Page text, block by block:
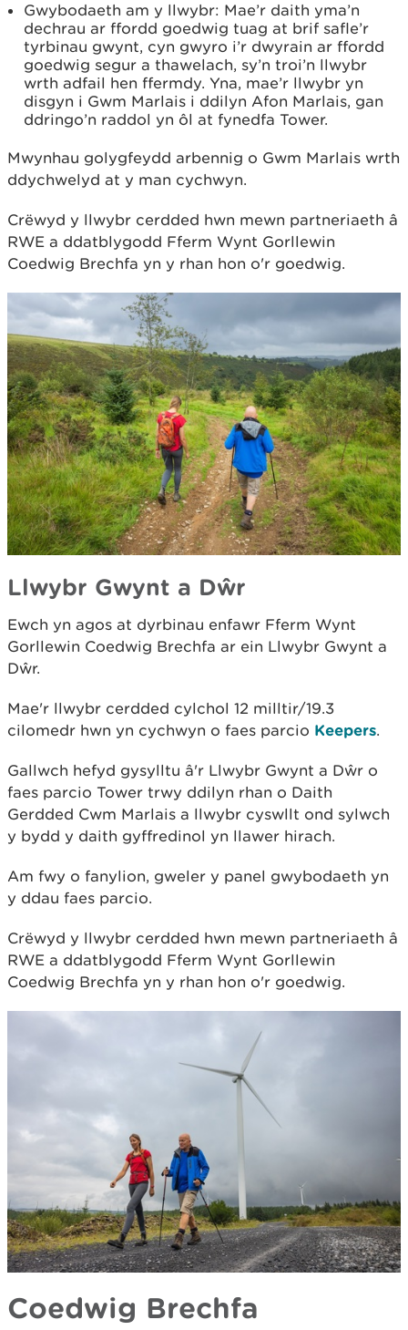
Gwybodaeth am y llwybr: Mae’r daith yma’n
dechrau ar ffordd goedwig tuag at brif safle’r
tyrbinau gwynt, cyn gwyro i’r dwyrain ar ffordd
goedwig segur a thawelach, sy’n troi’n llwybr
wrth adfail hen ffermdy. Yna, mae’r llwybr yn
disgyn i Gwm Marlais i ddilyn Afon Marlais, gan
ddringo’n raddol yn ôl at fynedfa Tower.
Mwynhau golygfeydd arbennig o Gwm Marlais wrth
ddychwelyd at y man cychwyn.
Crëwyd y llwybr cerdded hwn mewn partneriaeth â
RWE a ddatblygodd Fferm Wynt Gorllewin
Coedwig Brechfa yn y rhan hon o'r goedwig.
Llwybr Gwynt a Dŵr
Ewch yn agos at dyrbinau enfawr Fferm Wynt
Gorllewin Coedwig Brechfa ar ein Llwybr Gwynt a
Dŵr.
Mae'r llwybr cerdded cylchol 12 milltir/19.3
cilomedr hwn yn cychwyn o faes parcio Keepers.
Gallwch hefyd gysylltu â'r Llwybr Gwynt a Dŵr o
faes parcio Tower trwy ddilyn rhan o Daith
Gerdded Cwm Marlais a llwybr cyswllt ond sylwch
y bydd y daith gyffredinol yn llawer hirach.
Am fwy o fanylion, gweler y panel gwybodaeth yn
y ddau faes parcio.
Crëwyd y llwybr cerdded hwn mewn partneriaeth â
RWE a ddatblygodd Fferm Wynt Gorllewin
Coedwig Brechfa yn y rhan hon o'r goedwig.
Coedwig Brechfa